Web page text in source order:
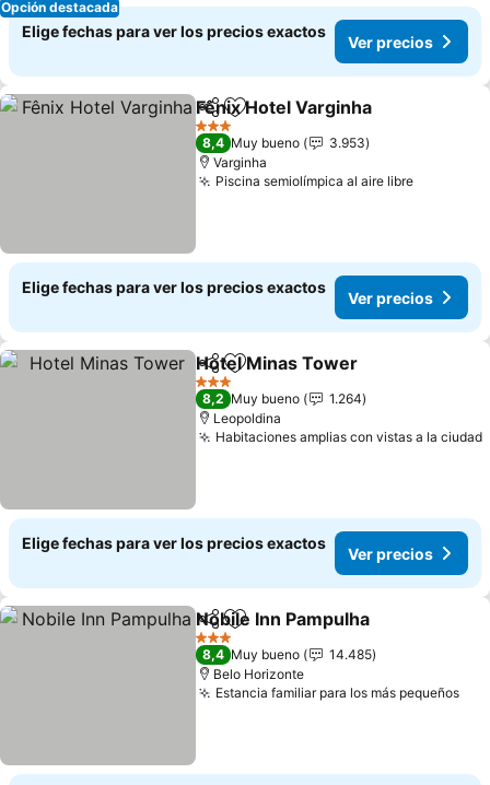
Opción destacada
Elige fechas para ver los precios exactos
Ver precios
CompartirAgregar a favoritos
Fênix Hotel Varginha
3 Estrellas
8,4 Muy bueno
3.953
Varginha
Piscina semiolímpica al aire libreVer
Elige fechas para ver los precios exactos
Ver precios
CompartirAgregar a favoritos
Hotel Minas Tower
3 Estrellas
8,2 Muy bueno
1.264
Leopoldina
Habitaciones amplias con vistas a la ciudad
Elige fechas para ver los precios exactos
Ver precios
CompartirAgregar a favoritos
Nobile Inn Pampulha
3 Estrellas
8,4 Muy bueno
14.485
Belo Horizonte
Estancia familiar para los más pequeños